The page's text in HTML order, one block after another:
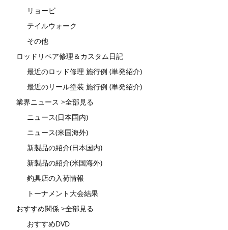
リョービ
テイルウォーク
その他
ロッドリペア修理＆カスタム日記
最近のロッド修理 施行例 (単発紹介)
最近のリール塗装 施行例 (単発紹介)
業界ニュース >全部見る
ニュース(日本国内)
ニュース(米国海外)
新製品の紹介(日本国内)
新製品の紹介(米国海外)
釣具店の入荷情報
トーナメント大会結果
おすすめ関係 >全部見る
おすすめDVD